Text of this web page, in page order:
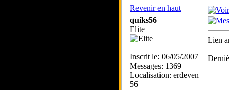
Revenir en haut
quiks56
Elite
Inscrit le: 06/05/2007
Messages: 1369
Localisation: erdeven
56
Lien